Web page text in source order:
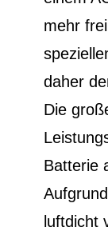
mehr
daher
Die
Batterie
luftdicht